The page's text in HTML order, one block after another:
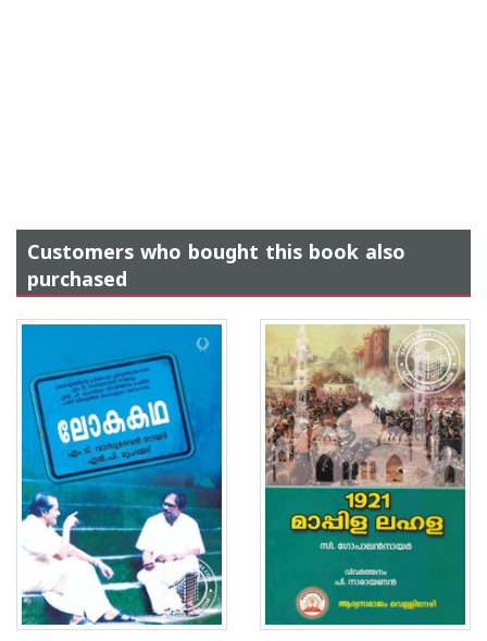
Customers who bought this book also
purchased